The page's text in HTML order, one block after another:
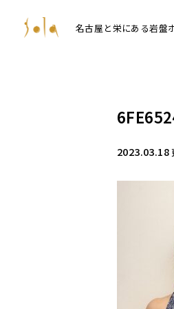
名古屋と栄にある岩盤
2023.03.18